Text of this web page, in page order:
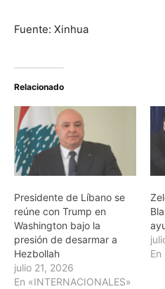
Fuente: Xinhua
Relacionado
Presidente de Líbano se
reúne con Trump en
Washington bajo la
presión de desarmar a
Hezbollah
julio 21, 2026
En «INTERNACIONALES»
En